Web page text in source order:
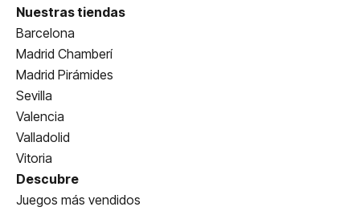
Nuestras tiendas
Barcelona
Madrid Chamberí
Madrid Pirámides
Sevilla
Valencia
Valladolid
Vitoria
Descubre
Juegos más vendidos